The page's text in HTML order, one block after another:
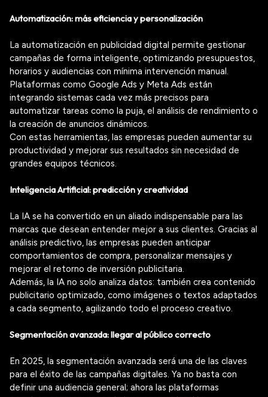
Automatización: más eficiencia y personalización
La automatización en publicidad digital permite gestionar
campañas de forma inteligente, optimizando presupuestos,
horarios y audiencias con mínima intervención manual.
Plataformas como Google Ads y Meta Ads están
integrando sistemas cada vez más precisos para
automatizar tareas como la puja, el análisis de rendimiento o
la creación de anuncios dinámicos.
Con estas herramientas, las empresas pueden aumentar su
productividad y mejorar sus resultados sin necesidad de
grandes equipos técnicos.
Inteligencia Artificial: predicción y creatividad
La IA se ha convertido en un aliado indispensable para las
marcas que desean entender mejor a sus clientes. Gracias al
análisis predictivo, las empresas pueden anticipar
comportamientos de compra, personalizar mensajes y
mejorar el retorno de inversión publicitaria.
Además, la IA no solo analiza datos: también crea contenido
publicitario optimizado, como imágenes o textos adaptados
a cada segmento, agilizando todo el proceso creativo.
Segmentación avanzada: llegar al público correcto
En 2025, la segmentación avanzada será una de las claves
para el éxito de las campañas digitales. Ya no basta con
definir una audiencia general; ahora las plataformas